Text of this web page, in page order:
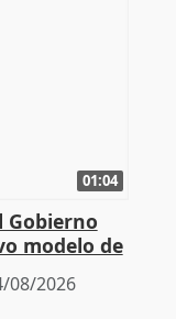
01:04
Gobierno
modelo de
08/2026